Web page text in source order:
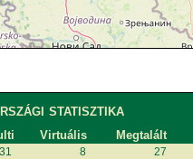
statisztika
Virtuális Megtalált
31 8 27